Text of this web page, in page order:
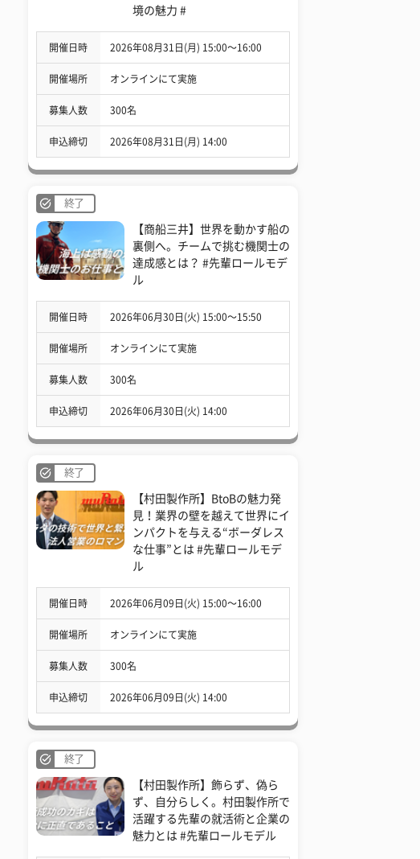
境の魅力 #
開催日時 2026年08月31日(月) 15:00〜16:00
開催場所 オンラインにて実施
募集人数 300名
申込締切 2026年08月31日(月) 14:00
終了
【商船三井】世界を動かす船の
裏側へ。チームで挑む機関士の
達成感とは？ #先輩ロールモデ
ル
開催日時 2026年06月30日(火) 15:00〜15:50
開催場所 オンラインにて実施
募集人数 300名
申込締切 2026年06月30日(火) 14:00
終了
【村田製作所】BtoBの魅力発
見！業界の壁を越えて世界にイ
ンパクトを与える“ボーダレス
な仕事”とは #先輩ロールモデ
ル
開催日時 2026年06月09日(火) 15:00〜16:00
開催場所 オンラインにて実施
募集人数 300名
申込締切 2026年06月09日(火) 14:00
終了
【村田製作所】飾らず、偽ら
ず、自分らしく。村田製作所で
活躍する先輩の就活術と企業の
魅力とは #先輩ロールモデル